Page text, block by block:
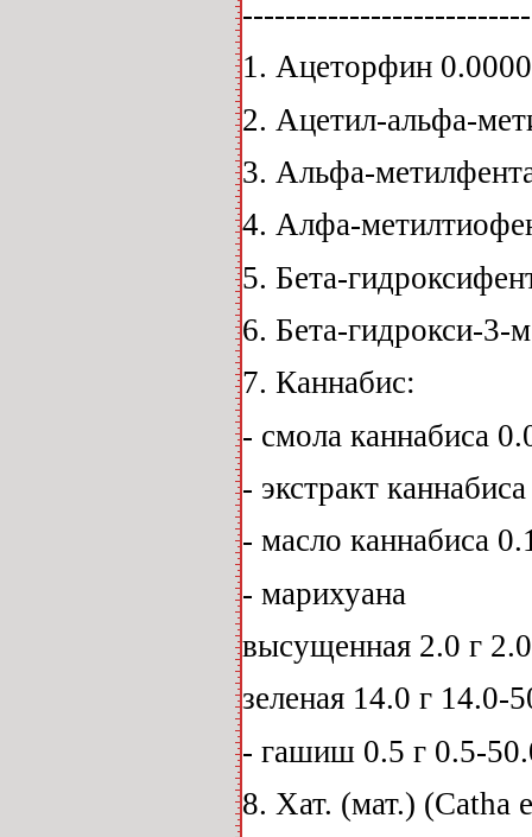
1. Ацеторфин
2. Ацетил-альфа-
3. Альфа-
4. Алфа-
5. Бета-
6. Бета-гидрокси-3-
7. Каннабис:
- смола каннабиса
- экстракт
- масло каннабиса
- марихуана
высущенная 2.0 г
зеленая 14.0 г 14.0-
- гашиш 0.5 г 0.5-
8. Хат. (мат.) (Catha